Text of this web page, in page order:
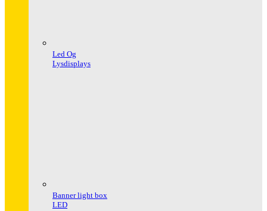
Led Og
Lysdisplays
Banner light box
LED